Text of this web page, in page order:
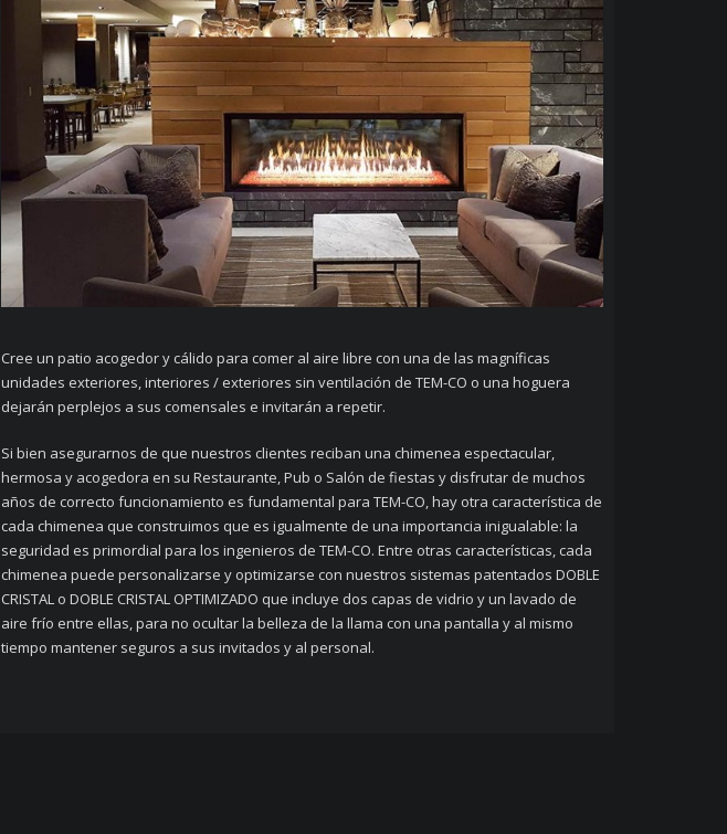
Cree un patio acogedor y cálido para comer al aire libre con una de las magníficas
unidades exteriores, interiores / exteriores sin ventilación de TEM-CO o una hoguera
dejarán perplejos a sus comensales e invitarán a repetir.
Si bien asegurarnos de que nuestros clientes reciban una chimenea espectacular,
hermosa y acogedora en su Restaurante, Pub o Salón de fiestas y disfrutar de muchos
años de correcto funcionamiento es fundamental para TEM-CO, hay otra característica de
cada chimenea que construimos que es igualmente de una importancia inigualable: la
seguridad es primordial para los ingenieros de TEM-CO. Entre otras características, cada
chimenea puede personalizarse y optimizarse con nuestros sistemas patentados DOBLE
CRISTAL o DOBLE CRISTAL OPTIMIZADO que incluye dos capas de vidrio y un lavado de
aire frío entre ellas, para no ocultar la belleza de la llama con una pantalla y al mismo
tiempo mantener seguros a sus invitados y al personal.